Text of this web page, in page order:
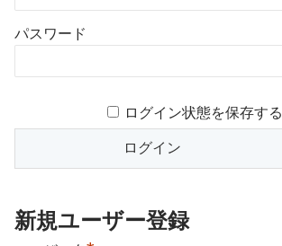
パスワード
ログイン状態を保存する
新規ユーザー登録